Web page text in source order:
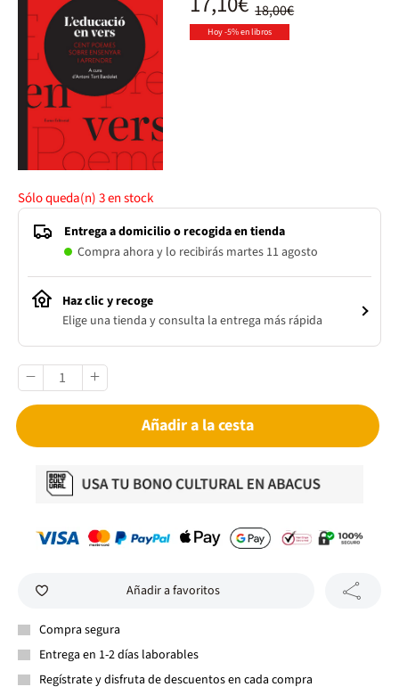
18,00€
Hoy -5% en libros
Sólo queda(n)3en stock
Entrega a domicilio o recogida en tienda
Compra ahora y lo recibirás martes 11 agosto
Haz clic y recoge
Elige una tienda y consulta la entrega más rápida
Añadir a la cesta
Añadir a favoritos
Compra segura
Entrega en 1-2 días laborables
Regístrate y disfruta de descuentos en cada compra